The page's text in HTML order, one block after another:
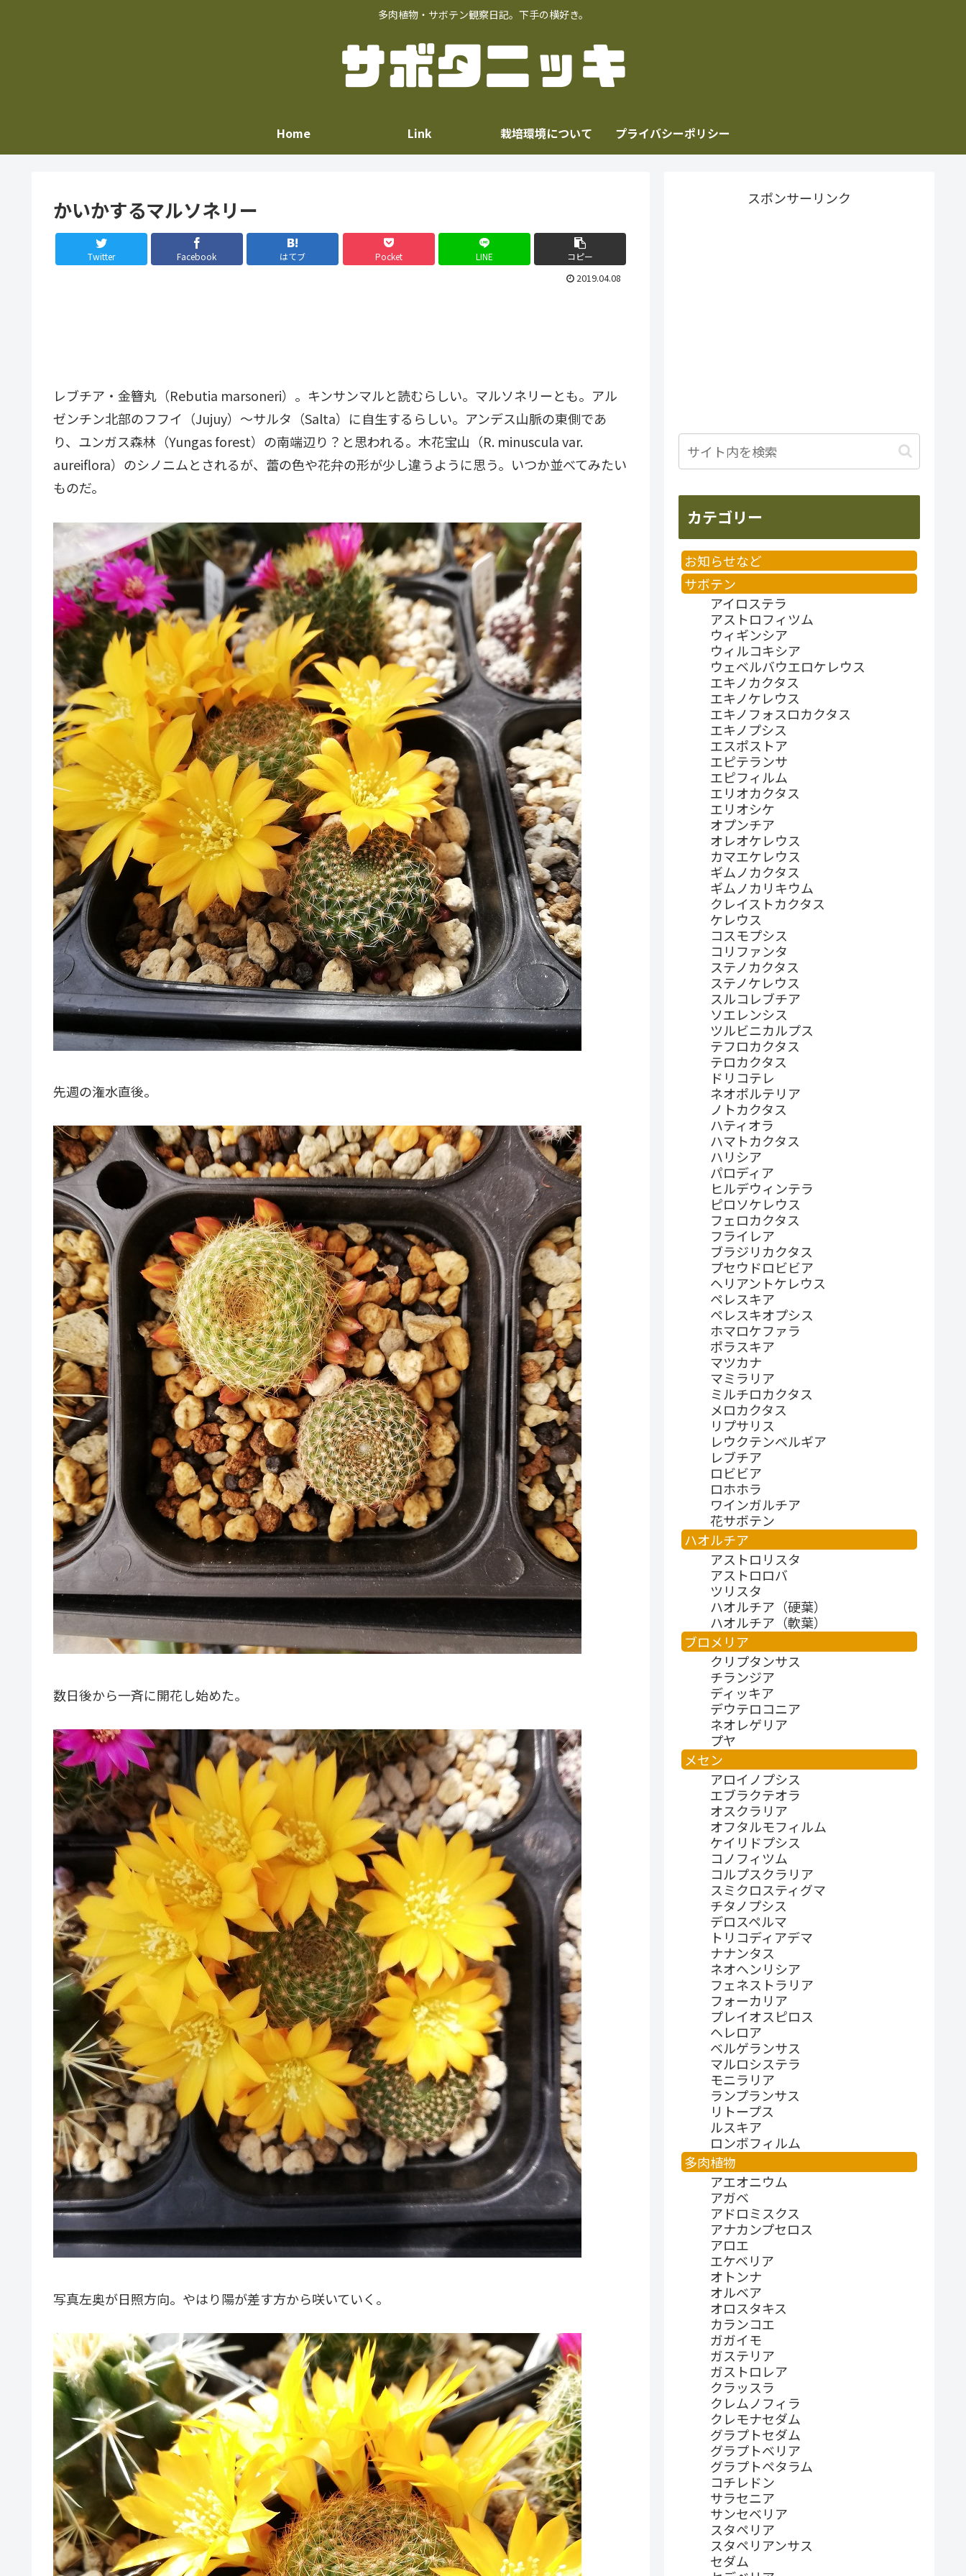
多肉植物・サボテン観察日記。下手の横好き。
Home Link 栽培環境について プライバシーポリシー
かいかするマルソネリー
Twitter Facebook はてブ Pocket LINE コピー
2019.04.08
レブチア・金簪丸（Rebutia marsoneri）。キンサンマルと読むらしい。マルソネリーとも。アル
ゼンチン北部のフフイ（Jujuy）～サルタ（Salta）に自生するらしい。アンデス山脈の東側であ
り、ユンガス森林（Yungas forest）の南端辺り？と思われる。木花宝山（R. minuscula var.
aureiflora）のシノニムとされるが、蕾の色や花弁の形が少し違うように思う。いつか並べてみたい
ものだ。
先週の潅水直後。
数日後から一斉に開花し始めた。
写真左奥が日照方向。やはり陽が差す方から咲いていく。
スポンサーリンク
カテゴリー
お知らせなど
サボテン
アイロステラ
アストロフィツム
ウィギンシア
ウィルコキシア
ウェベルバウエロケレウス
エキノカクタス
エキノケレウス
エキノフォスロカクタス
エキノプシス
エスポストア
エピテランサ
エピフィルム
エリオカクタス
エリオシケ
オプンチア
オレオケレウス
カマエケレウス
ギムノカクタス
ギムノカリキウム
クレイストカクタス
ケレウス
コスモプシス
コリファンタ
ステノカクタス
ステノケレウス
スルコレブチア
ソエレンシス
ツルビニカルプス
テフロカクタス
テロカクタス
ドリコテレ
ネオポルテリア
ノトカクタス
ハティオラ
ハマトカクタス
ハリシア
パロディア
ヒルデウィンテラ
ピロソケレウス
フェロカクタス
フライレア
ブラジリカクタス
プセウドロビビア
ヘリアントケレウス
ペレスキア
ペレスキオプシス
ホマロケファラ
ポラスキア
マツカナ
マミラリア
ミルチロカクタス
メロカクタス
リプサリス
レウクテンベルギア
レブチア
ロビビア
ロホホラ
ワインガルチア
花サボテン
ハオルチア
アストロリスタ
アストロロバ
ツリスタ
ハオルチア（硬葉）
ハオルチア（軟葉）
ブロメリア
クリプタンサス
チランジア
ディッキア
デウテロコニア
ネオレゲリア
プヤ
メセン
アロイノプシス
エブラクテオラ
オスクラリア
オフタルモフィルム
ケイリドプシス
コノフィツム
コルプスクラリア
スミクロスティグマ
チタノプシス
デロスペルマ
トリコディアデマ
ナナンタス
ネオヘンリシア
フェネストラリア
フォーカリア
プレイオスピロス
ヘレロア
ベルゲランサス
マルロシステラ
モニラリア
ランプランサス
リトープス
ルスキア
ロンボフィルム
多肉植物
アエオニウム
アガベ
アドロミスクス
アナカンプセロス
アロエ
エケベリア
オトンナ
オルベア
オロスタキス
カランコエ
ガガイモ
ガステリア
ガストロレア
クラッスラ
クレムノフィラ
クレモナセダム
グラプトセダム
グラプトベリア
グラプトペタラム
コチレドン
サラセニア
サンセベリア
スタペリア
スタペリアンサス
セダム